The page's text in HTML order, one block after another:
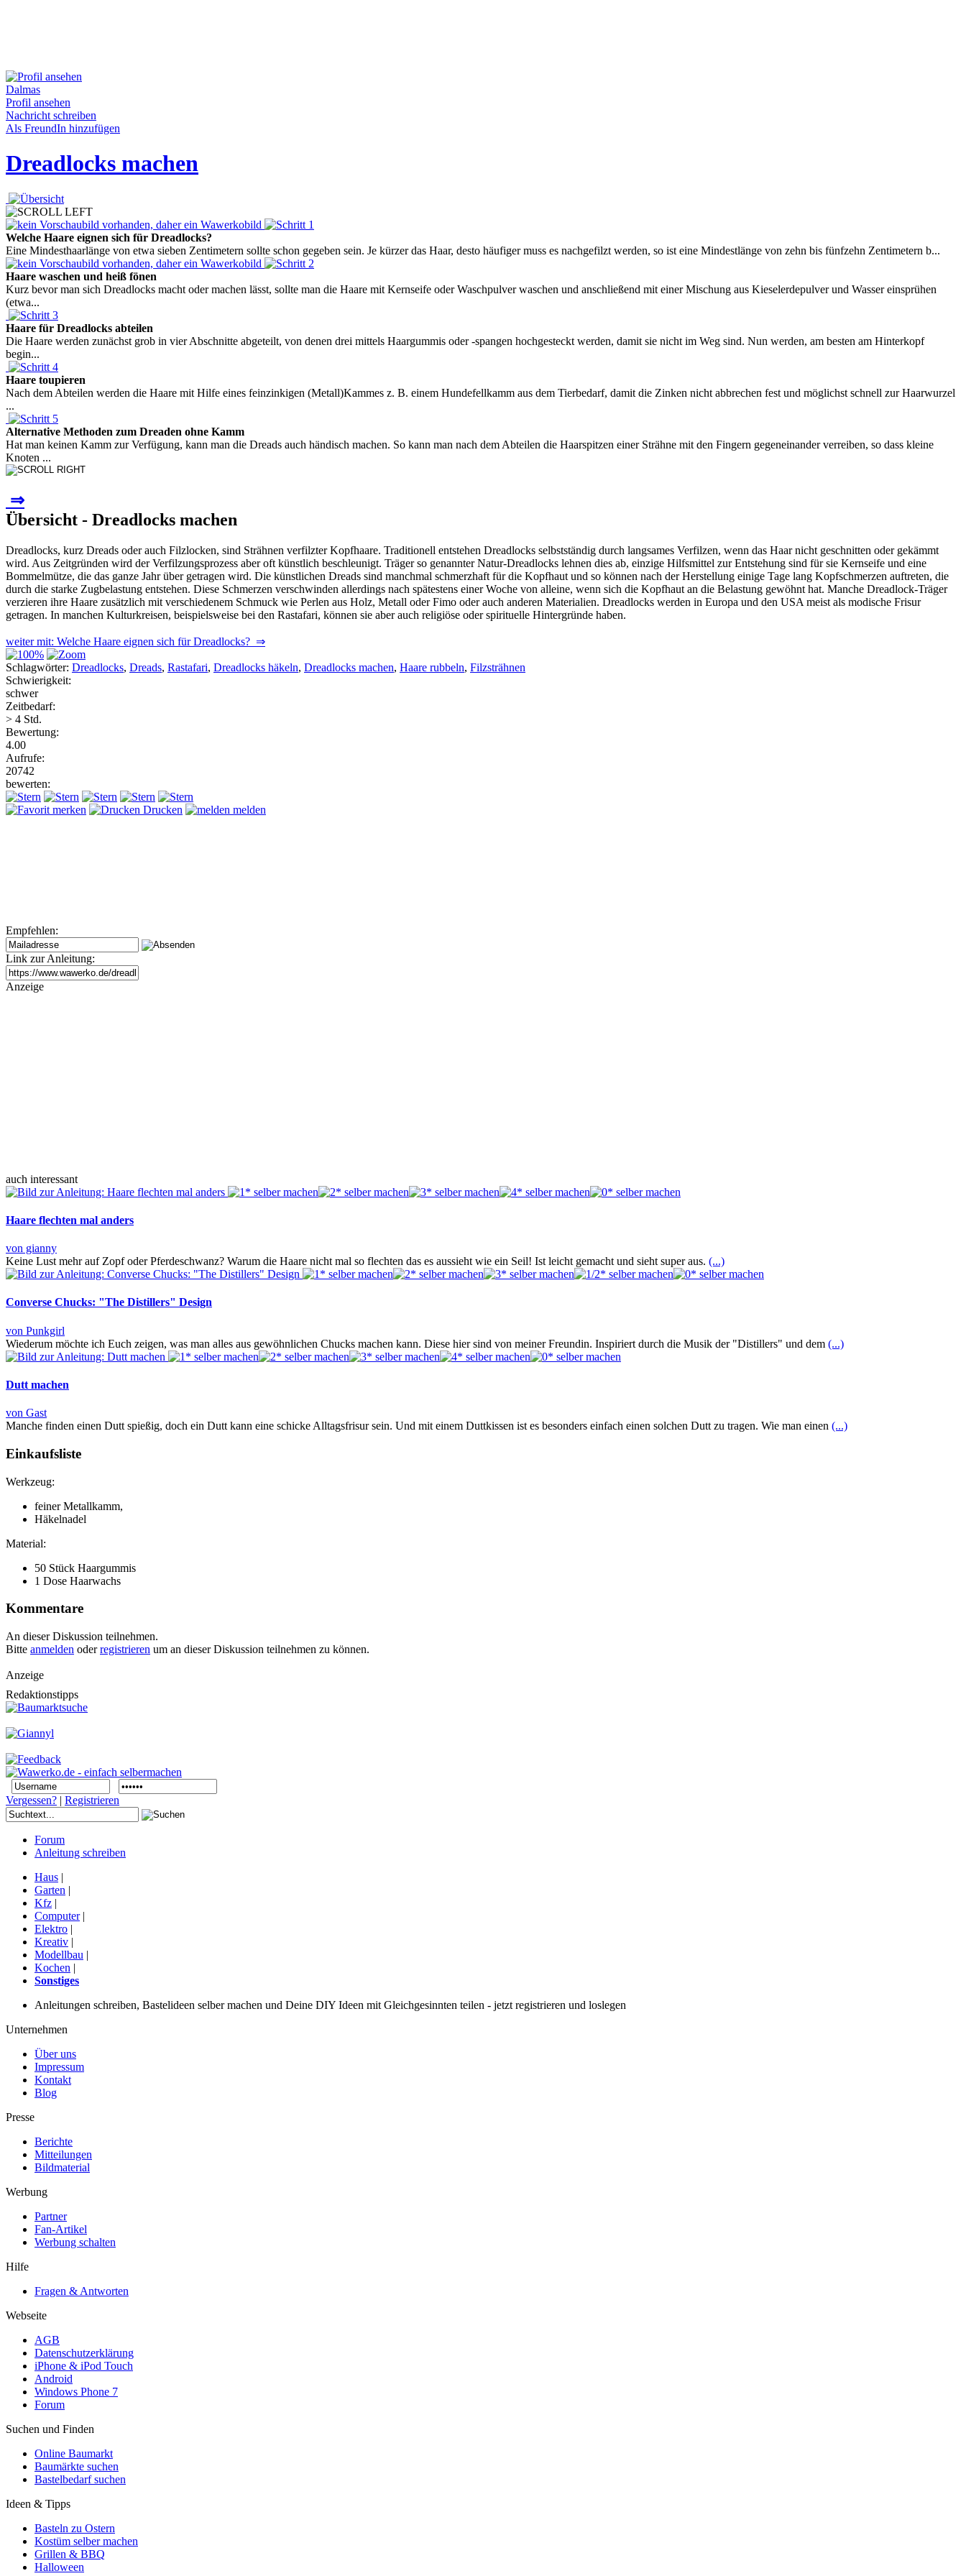
Dalmas
Profil ansehen
Nachricht schreiben
Als FreundIn hinzufügen
Dreadlocks machen
Welche Haare eignen sich für Dreadlocks?
Eine Mindesthaarlänge von etwa sieben Zentimetern sollte schon gegeben sein. Je kürzer das Haar, desto häufiger muss es nachgefilzt werden, so ist eine Mindestlänge von zehn bis fünfzehn Zentimetern b...
Haare waschen und heiß fönen
Kurz bevor man sich Dreadlocks macht oder machen lässt, sollte man die Haare mit Kernseife oder Waschpulver waschen und anschließend mit einer Mischung aus Kieselerdepulver und Wasser einsprühen
(etwa...
Haare für Dreadlocks abteilen
Die Haare werden zunächst grob in vier Abschnitte abgeteilt, von denen drei mittels Haargummis oder -spangen hochgesteckt werden, damit sie nicht im Weg sind. Nun werden, am besten am Hinterkopf
begin...
Haare toupieren
Nach dem Abteilen werden die Haare mit Hilfe eines feinzinkigen (Metall)Kammes z. B. einem Hundefellkamm aus dem Tierbedarf, damit die Zinken nicht abbrechen fest und möglichst schnell zur Haarwurzel
...
Alternative Methoden zum Dreaden ohne Kamm
Hat man keinen Kamm zur Verfügung, kann man die Dreads auch händisch machen. So kann man nach dem Abteilen die Haarspitzen einer Strähne mit den Fingern gegeneinander verreiben, so dass kleine
Knoten ...
⇒
Übersicht - Dreadlocks machen
Dreadlocks, kurz Dreads oder auch Filzlocken, sind Strähnen verfilzter Kopfhaare. Traditionell entstehen Dreadlocks selbstständig durch langsames Verfilzen, wenn das Haar nicht geschnitten oder gekämmt
wird. Aus Zeitgründen wird der Verfilzungsprozess aber oft künstlich beschleunigt. Träger so genannter Natur-Dreadlocks lehnen dies ab, einzige Hilfsmittel zur Entstehung sind für sie Kernseife und eine
Bommelmütze, die das ganze Jahr über getragen wird. Die künstlichen Dreads sind manchmal schmerzhaft für die Kopfhaut und so können nach der Herstellung einige Tage lang Kopfschmerzen auftreten, die
durch die starke Zugbelastung entstehen. Diese Schmerzen verschwinden allerdings nach spätestens einer Woche von alleine, wenn sich die Kopfhaut an die Belastung gewöhnt hat. Manche Dreadlock-Träger
verzieren ihre Haare zusätzlich mit verschiedenem Schmuck wie Perlen aus Holz, Metall oder Fimo oder auch anderen Materialien. Dreadlocks werden in Europa und den USA meist als modische Frisur
getragen. In manchen Kulturkreisen, beispielsweise bei den Rastafari, können sie aber auch religiöse oder spirituelle Hintergründe haben.
weiter mit: Welche Haare eignen sich für Dreadlocks? ⇒
Schlagwörter: Dreadlocks, Dreads, Rastafari, Dreadlocks häkeln, Dreadlocks machen, Haare rubbeln, Filzsträhnen
Schwierigkeit:
schwer
Zeitbedarf:
> 4 Std.
Bewertung:
4.00
Aufrufe:
20742
bewerten:
merken Drucken melden
Empfehlen:
Link zur Anleitung:
Anzeige
auch interessant
Haare flechten mal anders
von gianny
Keine Lust mehr auf Zopf oder Pferdeschwanz? Warum die Haare nicht mal so flechten das es aussieht wie ein Seil! Ist leicht gemacht und sieht super aus. (...)
Converse Chucks: "The Distillers" Design
von Punkgirl
Wiederum möchte ich Euch zeigen, was man alles aus gewöhnlichen Chucks machen kann. Diese hier sind von meiner Freundin. Inspiriert durch die Musik der "Distillers" und dem (...)
Dutt machen
von Gast
Manche finden einen Dutt spießig, doch ein Dutt kann eine schicke Alltagsfrisur sein. Und mit einem Duttkissen ist es besonders einfach einen solchen Dutt zu tragen. Wie man einen (...)
Einkaufsliste
Werkzeug:
feiner Metallkamm,
Häkelnadel
Material:
50 Stück Haargummis
1 Dose Haarwachs
Kommentare
An dieser Diskussion teilnehmen.
Bitte anmelden oderregistrieren um an dieser Diskussion teilnehmen zu können.
Anzeige
Redaktionstipps
Vergessen? | Registrieren
Forum
Anleitung schreiben
Haus |
Garten |
Kfz |
Computer|
Elektro |
Kreativ |
Modellbau |
Kochen |
Sonstiges
Anleitungen schreiben, Bastelideen selber machen und Deine DIY Ideen mit Gleichgesinnten teilen - jetzt registrieren und loslegen
Unternehmen
Über uns
Impressum
Kontakt
Blog
Presse
Berichte
Mitteilungen
Bildmaterial
Werbung
Partner
Fan-Artikel
Werbung schalten
Hilfe
Fragen & Antworten
Webseite
AGB
Datenschutzerklärung
iPhone & iPod Touch
Android
Windows Phone 7
Forum
Suchen und Finden
Online Baumarkt
Baumärkte suchen
Bastelbedarf suchen
Ideen & Tipps
Basteln zu Ostern
Kostüm selber machen
Grillen & BBQ
Halloween